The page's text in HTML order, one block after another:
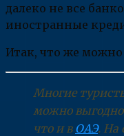
далеко не все
иностранные
Итак, что же
Многие
можно выгодно
что и в ОАЭ. На